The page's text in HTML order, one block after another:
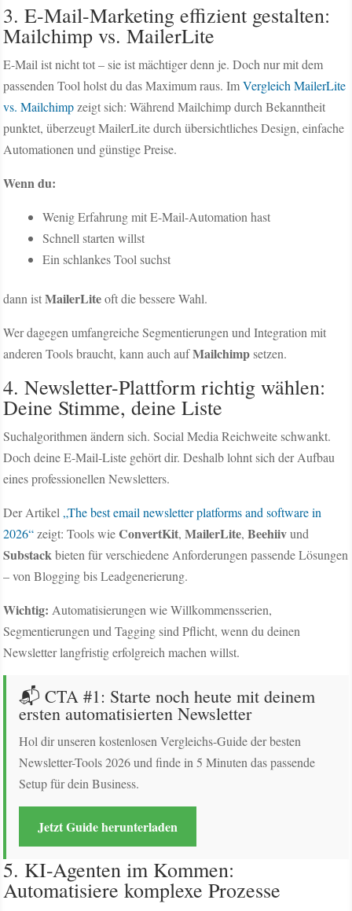
3. E-Mail-Marketing effizient gestalten:
Mailchimp vs. MailerLite
E-Mail ist nicht tot – sie ist mächtiger denn je. Doch nur mit dem
passenden Tool holst du das Maximum raus. ImVergleich MailerLite
vs. Mailchimp zeigt sich: Während Mailchimp durch Bekanntheit
punktet, überzeugt MailerLite durch übersichtliches Design, einfache
Automationen und günstige Preise.
Wenn du:
Wenig Erfahrung mit E-Mail-Automation hast
Schnell starten willst
Ein schlankes Tool suchst
dann istMailerLiteoft die bessere Wahl.
Wer dagegen umfangreiche Segmentierungen und Integration mit
anderen Tools braucht, kann auch aufMailchimpsetzen.
4. Newsletter-Plattform richtig wählen:
Deine Stimme, deine Liste
Suchalgorithmen ändern sich. Social Media Reichweite schwankt.
Doch deine E-Mail-Liste gehört dir. Deshalb lohnt sich der Aufbau
eines professionellen Newsletters.
Der Artikel „The best email newsletter platforms and software in
2026“ zeigt: Tools wieConvertKit,MailerLite,Beehiivund
Substackbieten für verschiedene Anforderungen passende Lösungen
– von Blogging bis Leadgenerierung.
Wichtig: Automatisierungen wie Willkommensserien,
Segmentierungen und Tagging sind Pflicht, wenn du deinen
Newsletter langfristig erfolgreich machen willst.
📬 CTA #1: Starte noch heute mit deinem
ersten automatisierten Newsletter
Hol dir unseren kostenlosen Vergleichs-Guide der besten
Newsletter-Tools 2026 und finde in 5 Minuten das passende
Setup für dein Business.
Jetzt Guide herunterladen
5. KI-Agenten im Kommen:
Automatisiere komplexe Prozesse